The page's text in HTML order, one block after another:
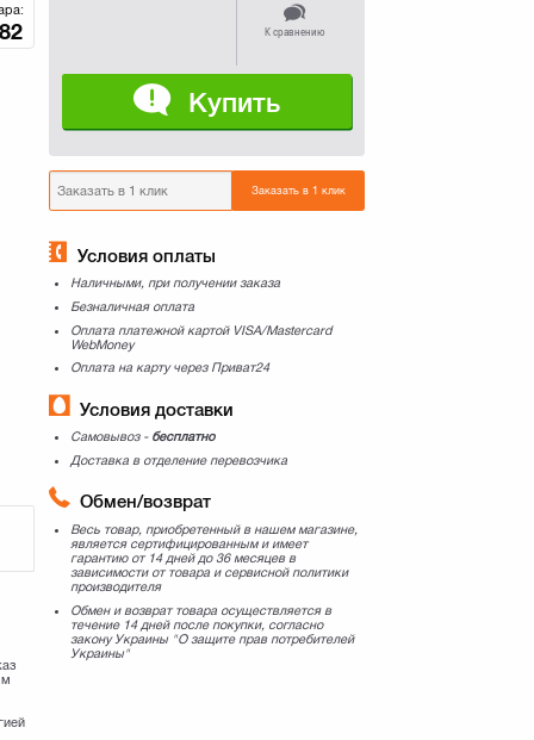
К сравнению
Купить
Заказать в 1 клик
Условия оплаты
Наличными, при получении заказа
Безналичная оплата
Оплата платежной картой VISA/Mastercard
WebMoney
Оплата на карту через Приват24
Условия доставки
Самовывоз - бесплатно
Доставка в отделение перевозчика
Обмен/возврат
Весь товар, приобретенный в нашем магазине,
является сертифицированным и имеет
гарантию от 14 дней до 36 месяцев в
зависимости от товара и сервисной политики
производителя
Обмен и возврат товара осуществляется в
течение 14 дней после покупки, согласно
закону Украины "О защите прав потребителей
Украины"